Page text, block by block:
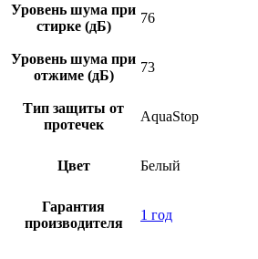
Уровень шума при
стирке (дБ)
76
Уровень шума при
отжиме (дБ)
73
Тип защиты от
протечек
AquaStop
Цвет Белый
Гарантия
производителя
1 год